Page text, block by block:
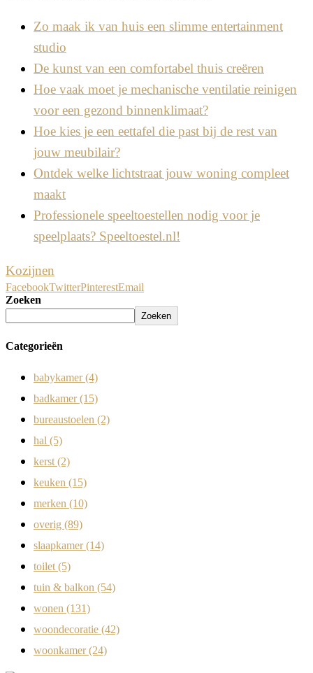
Zo maak ik van huis een slimme entertainment
studio
De kunst van een comfortabel thuis creëren
Hoe vaak moet je mechanische ventilatie reinigen
voor een gezond binnenklimaat?
Hoe kies je een eettafel die past bij de rest van
jouw meubilair?
Ontdek welke lichtstraat jouw woning compleet
maakt
Professionele speeltoestellen nodig voor je
speelplaats? Speeltoestel.nl!
Kozijnen
FacebookTwitterPinterestEmail
Zoeken
Zoeken
Categorieën
babykamer(4)
badkamer(15)
bureaustoelen (2)
hal (5)
kerst (2)
keuken (15)
merken (10)
overig (89)
slaapkamer(14)
toilet (5)
tuin & balkon (54)
wonen (131)
woondecoratie (42)
woonkamer(24)